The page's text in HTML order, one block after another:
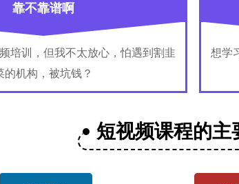
靠不靠谱啊
培训，但我不太放心，怕遇到割韭
的机构，被坑钱？
想学
短视频课程的主